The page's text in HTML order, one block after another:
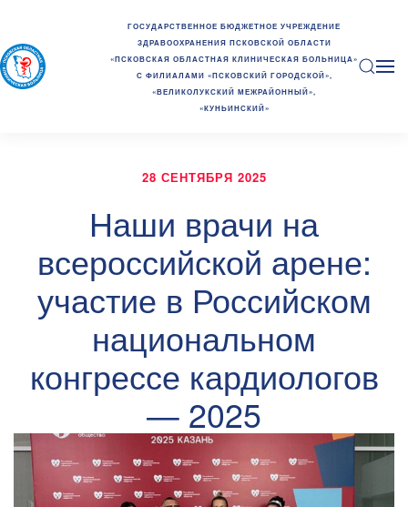
ГОСУДАРСТВЕННОЕ БЮДЖЕТНОЕ УЧРЕЖДЕНИЕ
ЗДРАВООХРАНЕНИЯ ПСКОВСКОЙ ОБЛАСТИ
«ПСКОВСКАЯ ОБЛАСТНАЯ КЛИНИЧЕСКАЯ БОЛЬНИЦА»
С ФИЛИАЛАМИ «ПСКОВСКИЙ ГОРОДСКОЙ»,
«ВЕЛИКОЛУКСКИЙ МЕЖРАЙОННЫЙ»,
«КУНЬИНСКИЙ»
28 СЕНТЯБРЯ 2025
Наши врачи на
всероссийской арене:
участие в Российском
национальном
конгрессе кардиологов
— 2025